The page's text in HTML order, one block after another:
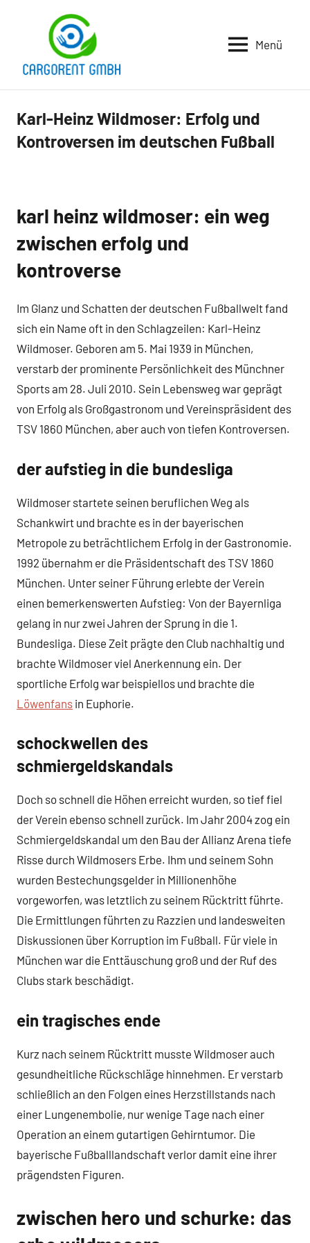
Menü
Business
und B2B
Karl-Heinz Wildmoser: Erfolg und
Kontroversen im deutschen Fußball
karl heinz wildmoser: ein weg
zwischen erfolg und
kontroverse
Im Glanz und Schatten der deutschen Fußballwelt fand
sich ein Name oft in den Schlagzeilen: Karl-Heinz
Wildmoser. Geboren am 5. Mai 1939 in München,
verstarb der prominente Persönlichkeit des Münchner
Sports am 28. Juli 2010. Sein Lebensweg war geprägt
von Erfolg als Großgastronom und Vereinspräsident des
TSV 1860 München, aber auch von tiefen Kontroversen.
der aufstieg in die bundesliga
Wildmoser startete seinen beruflichen Weg als
Schankwirt und brachte es in der bayerischen
Metropole zu beträchtlichem Erfolg in der Gastronomie.
1992 übernahm er die Präsidentschaft des TSV 1860
München. Unter seiner Führung erlebte der Verein
einen bemerkenswerten Aufstieg: Von der Bayernliga
gelang in nur zwei Jahren der Sprung in die 1.
Bundesliga. Diese Zeit prägte den Club nachhaltig und
brachte Wildmoser viel Anerkennung ein. Der
sportliche Erfolg war beispiellos und brachte die
Löwenfans in Euphorie.
schockwellen des
schmiergeldskandals
Doch so schnell die Höhen erreicht wurden, so tief fiel
der Verein ebenso schnell zurück. Im Jahr 2004 zog ein
Schmiergeldskandal um den Bau der Allianz Arena tiefe
Risse durch Wildmosers Erbe. Ihm und seinem Sohn
wurden Bestechungsgelder in Millionenhöhe
vorgeworfen, was letztlich zu seinem Rücktritt führte.
Die Ermittlungen führten zu Razzien und landesweiten
Diskussionen über Korruption im Fußball. Für viele in
München war die Enttäuschung groß und der Ruf des
Clubs stark beschädigt.
ein tragisches ende
Kurz nach seinem Rücktritt musste Wildmoser auch
gesundheitliche Rückschläge hinnehmen. Er verstarb
schließlich an den Folgen eines Herzstillstands nach
einer Lungenembolie, nur wenige Tage nach einer
Operation an einem gutartigen Gehirntumor. Die
bayerische Fußballlandschaft verlor damit eine ihrer
prägendsten Figuren.
zwischen hero und schurke: das